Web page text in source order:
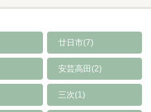
廿日市(7)
安芸高田(2)
三次(1)